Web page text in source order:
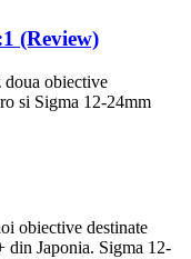
(Review)
doua obiective
si Sigma 12-24mm
obiective destinate
din Japonia. Sigma 12-